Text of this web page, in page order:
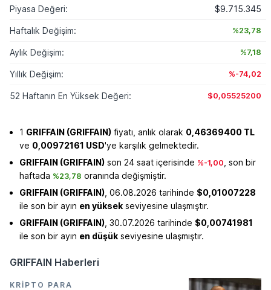
Piyasa Değeri: $9.715.345
Haftalık Değişim: %23,78
Aylık Değişim: %7,18
Yıllık Değişim: %-74,02
52 Haftanın En Yüksek Değeri: $0,05525200
1 GRIFFAIN (GRIFFAIN) fiyatı, anlık olarak 0,46369400 TL
ve 0,00972161 USD'ye karşılık gelmektedir.
GRIFFAIN (GRIFFAIN) son 24 saat içerisinde %-1,00 , son bir
haftada %23,78 oranında değişmiştir.
GRIFFAIN (GRIFFAIN) , 06.08.2026 tarihinde $0,01007228
ile son bir ayın en yüksek seviyesine ulaşmıştır.
GRIFFAIN (GRIFFAIN) , 30.07.2026 tarihinde $0,00741981
ile son bir ayın en düşük seviyesine ulaşmıştır.
GRIFFAIN Haberleri
KRIPTO PARA